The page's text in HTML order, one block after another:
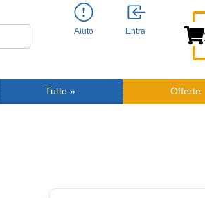
Aiuto Entra
Tutte » Offerte